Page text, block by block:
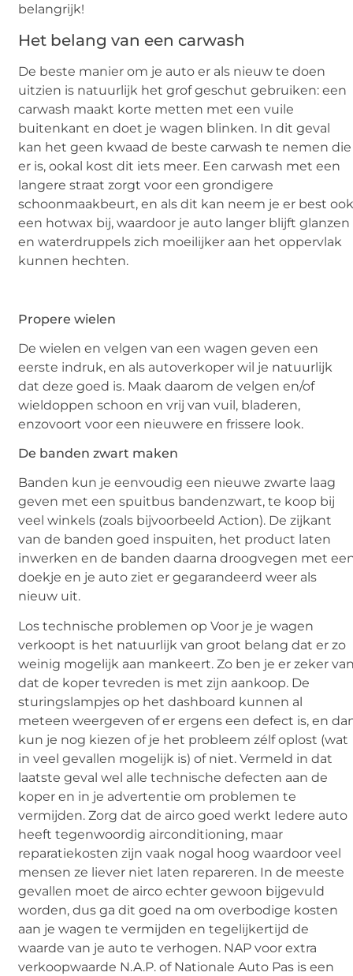
belangrijk!
Het belang van een carwash
De beste manier om je auto er als nieuw te doen
uitzien is natuurlijk het grof geschut gebruiken: een
carwash maakt korte metten met een vuile
buitenkant en doet je wagen blinken. In dit geval
kan het geen kwaad de beste carwash te nemen die
er is, ookal kost dit iets meer. Een carwash met een
langere straat zorgt voor een grondigere
schoonmaakbeurt, en als dit kan neem je er best
een hotwax bij, waardoor je auto langer blijft glanzen
en waterdruppels zich moeilijker aan het oppervlak
kunnen hechten.
Propere wielen
De wielen en velgen van een wagen geven een
eerste indruk, en als autoverkoper wil je natuurlijk
dat deze goed is. Maak daarom de velgen en/of
wieldoppen schoon en vrij van vuil, bladeren,
enzovoort voor een nieuwere en frissere look.
De banden zwart maken
Banden kun je eenvoudig een nieuwe zwarte laag
geven met een spuitbus bandenzwart, te koop bij
veel winkels (zoals bijvoorbeeld Action). De zijkant
van de banden goed inspuiten, het product laten
inwerken en de banden daarna droogvegen met
doekje en je auto ziet er gegarandeerd weer als
nieuw uit.
Los technische problemen op Voor je je wagen
verkoopt is het natuurlijk van groot belang dat er zo
weinig mogelijk aan mankeert. Zo ben je er zeker
dat de koper tevreden is met zijn aankoop. De
sturingslampjes op het dashboard kunnen al
meteen weergeven of er ergens een defect is, en
kun je nog kiezen of je het probleem zélf oplost (wat
in veel gevallen mogelijk is) of niet. Vermeld in dat
laatste geval wel alle technische defecten aan de
koper en in je advertentie om problemen te
vermijden. Zorg dat de airco goed werkt Iedere auto
heeft tegenwoordig airconditioning, maar
reparatiekosten zijn vaak nogal hoog waardoor veel
mensen ze liever niet laten repareren. In de meeste
gevallen moet de airco echter gewoon bijgevuld
worden, dus ga dit goed na om overbodige kosten
aan je wagen te vermijden en tegelijkertijd de
waarde van je auto te verhogen. NAP voor extra
verkoopwaarde N.A.P. of Nationale Auto Pas is een